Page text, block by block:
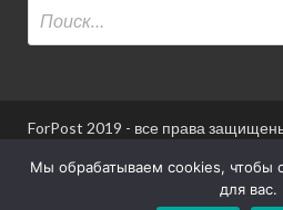
ForPost 2019 - все права
При использовании материалов
Мы обрабатываем cookies, чтобы
для вас.